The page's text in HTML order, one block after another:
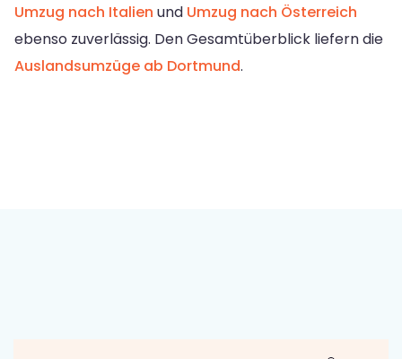
Umzug nach Italien und Umzug nach Österreich
ebenso zuverlässig. Den Gesamtüberblick liefern die
Auslandsumzüge ab Dortmund.